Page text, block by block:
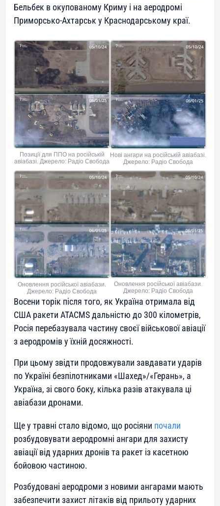
Бельбек в окупованому Криму і на аеродромі
Приморсько-Ахтарськ у Краснодарському краї.
Позиції для ППО на російській
авіабазі. Джерело: Радіо Свобода
Нові ангари на російській авіабазі.
Джерело: Радіо Свобода
Оновлення російської авіабази.
Джерело: Радіо Свобода
Оновлення російської авіабази.
Джерело: Радіо Свобода
Восени торік після того, як Україна отримала від
США ракети ATACMS дальністю до 300 кілометрів,
Росія перебазувала частину своєї військової авіації
з аеродромів у їхній досяжності.
При цьому звідти продовжували завдавати ударів
по Україні безпілотниками «Шахед»/«Герань», а
Україна, зі свого боку, кілька разів атакувала ці
авіабази дронами.
Ще у травні стало відомо, що росіяни почали
розбудовувати аеродромні ангари для захисту
авіації від ударних дронів та ракет із касетною
бойовою частиною.
Розбудовані аеродроми з новими ангарами мають
забезпечити захист літаків від прильоту ударних